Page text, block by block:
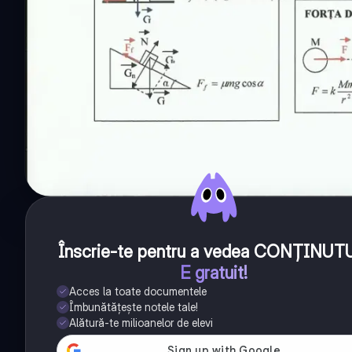
Înscrie-te pentru a vedea
E gratuit!
Acces la toate documentele
Îmbunătățește notele tale!
Alătură-te milioanelor de elevi